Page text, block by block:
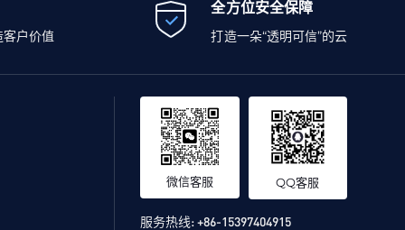
户价值
全方位安全保障
打造一朵“透明可信”的云
微信客服 QQ客服
服务热线:+86-15397404915